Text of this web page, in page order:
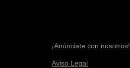
¡Anúnciate con nosotros!
Aviso Legal